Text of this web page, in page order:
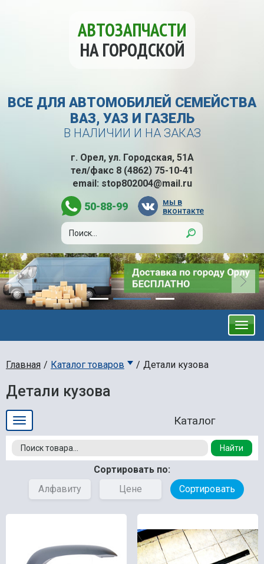
АВТОЗАПЧАСТИ
НА ГОРОДСКОЙ
ВСЕ ДЛЯ АВТОМОБИЛЕЙ СЕМЕЙСТВА
ВАЗ, УАЗ И ГАЗЕЛЬ
В НАЛИЧИИ И НА ЗАКАЗ
г. Орел, ул. Городская, 51А
тел/факс 8 (4862) 75-10-41
email: stop802004@mail.ru
50-88-99
мы в
вконтакте
Главная Каталог товаров Детали кузова
Детали кузова
Найти
Сортировать по:
Алфавиту
Цене Сортировать